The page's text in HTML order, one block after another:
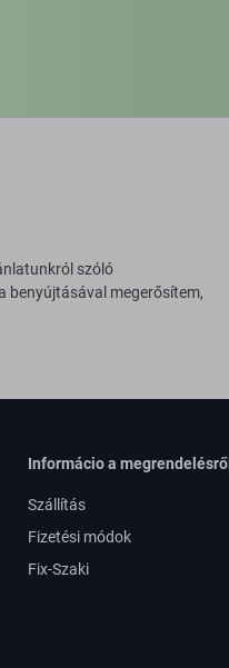
szóló
benyújtásával megerősítem,
Informácio a megrendelésről
Szállítás
Fizetési módok
Fix-Szaki